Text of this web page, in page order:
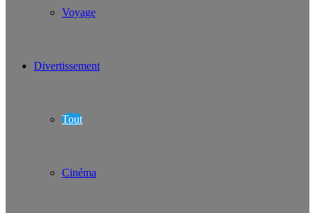
Voyage
Divertissement
Tout
Cinéma